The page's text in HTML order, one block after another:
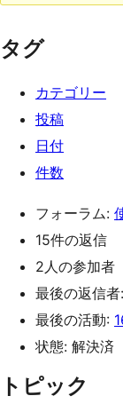
タグ
カテゴリー
投稿
日付
件数
フォーラム:
15件の返信
2人の参加者
最後の返信者:
最後の活動:
状態: 解決済
トピック